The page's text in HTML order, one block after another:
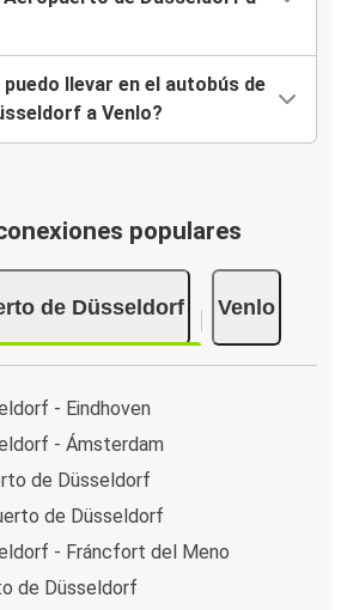
llevar en el autobús de
a Venlo?
populares
de Düsseldorf Venlo
- Eindhoven
- Ámsterdam
de Düsseldorf
de Düsseldorf
- Fráncfort del Meno
de Düsseldorf